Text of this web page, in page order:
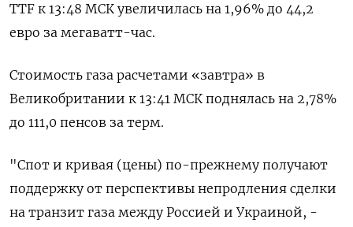
TTF к 13:48 МСК увеличилась на 1,96% до 44,2
евро за мегаватт-час.
Стоимость газа расчетами «завтра» в
Великобритании к 13:41 МСК поднялась на 2,78%
до 111,0 пенсов за терм.
"Спот и кривая (цены) по-прежнему получают
поддержку от перспективы непродления сделки
на транзит газа между Россией и Украиной, -